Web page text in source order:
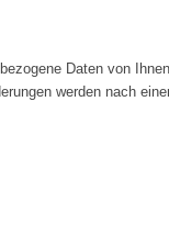
Daten von
werden nach